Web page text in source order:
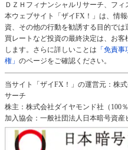
ＤＺＨフィナンシャルリサーチ、フィ
本ウェブサイト「ザイFX！」は、情
資、その他の行動を勧誘する目的で
買レートなど投資の最終決定は、お
します。さらに詳しいことは 「免責事
権」 のページをご確認ください。
当サイト「ザイFX！」の運営元：株
サーチ
株主：株式会社ダイヤモンド社（100％
加入協会：一般社団法人日本暗号資産